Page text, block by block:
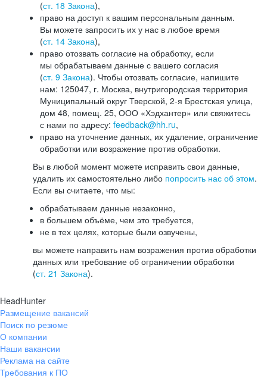
(ст. 18 Закона),
право на доступ к вашим персональным данным.
Вы можете запросить их у нас в любое время
(ст. 14 Закона),
право отозвать согласие на обработку, если
мы обрабатываем данные с вашего согласия
(ст. 9 Закона). Чтобы отозвать согласие, напишите
нам: 125047, г. Москва, внутригородская территория
Муниципальный округ Тверской, 2-я Брестская улица,
дом 48, помещ. 25, ООО «Хэдхантер» или свяжитесь
с нами по адресу: feedback@hh.ru,
право на уточнение данных, их удаление, ограничение
обработки или возражение против обработки.
Вы в любой момент можете исправить свои данные,
удалить их самостоятельно либо попросить нас об этом.
Если вы считаете, что мы:
обрабатываем данные незаконно,
в большем объёме, чем это требуется,
не в тех целях, которые были озвучены,
вы можете направить нам возражения против обработки
данных или требование об ограничении обработки
(ст. 21 Закона).
HeadHunter
Размещение вакансий
Поиск по резюме
О компании
Наши вакансии
Реклама на сайте
Требования к ПО